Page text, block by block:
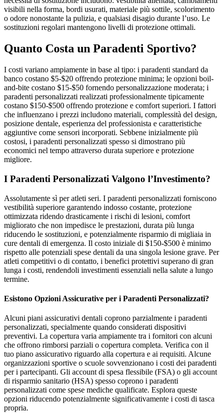
visibili nella forma, bordi usurati, materiale più sottile, scolorimento
o odore nonostante la pulizia, e qualsiasi disagio durante l’uso. Le
sostituzioni regolari mantengono livelli di protezione ottimali.
Quanto Costa un Paradenti Sportivo?
I costi variano ampiamente in base al tipo: i paradenti standard da
banco costano $5-$20 offrendo protezione minima; le opzioni boil-
and-bite costano $15-$50 fornendo personalizzazione moderata; i
paradenti personalizzati realizzati professionalmente tipicamente
costano $150-$500 offrendo protezione e comfort superiori. I fattori
che influenzano i prezzi includono materiali, complessità del design,
posizione dentale, esperienza del professionista e caratteristiche
aggiuntive come sensori incorporati. Sebbene inizialmente più
costosi, i paradenti personalizzati spesso si dimostrano più
economici nel tempo attraverso durata superiore e protezione
migliore.
I Paradenti Personalizzati Valgono l’Investimento?
Assolutamente sì per atleti seri. I paradenti personalizzati forniscono
vestibilità superiore garantendo indosso costante, protezione
ottimizzata ridendo drasticamente i rischi di lesioni, comfort
migliorato che non impedisce le prestazioni, durata più lunga
riducendo le sostituzioni, e potenzialmente risparmio di migliaia in
cure dentali di emergenza. Il costo iniziale di $150-$500 è minimo
rispetto alle potenziali spese dentali da una singola lesione grave. Per
atleti competitivi o di contatto, i benefici protettivi superano di gran
lunga i costi, rendendoli investimenti essenziali nella salute a lungo
termine.
Esistono Opzioni Assicurative per i Paradenti Personalizzati?
Alcuni piani assicurativi dentali coprono parzialmente i paradenti
personalizzati, specialmente quando considerati dispositivi
preventivi. La copertura varia ampiamente tra i fornitori con alcuni
che offrono rimborsi parziali o copertura completa. Verifica con il
tuo piano assicurativo riguardo alla copertura e ai requisiti. Alcune
organizzazioni sportive o scuole sovvenzionano i costi dei paradenti
per i partecipanti. Gli account di spesa flessibile (FSA) o gli account
di risparmio sanitario (HSA) spesso coprono i paradenti
personalizzati come spese mediche qualificate. Esplora queste
opzioni riducendo potenzialmente significativamente i costi di tasca
propria.